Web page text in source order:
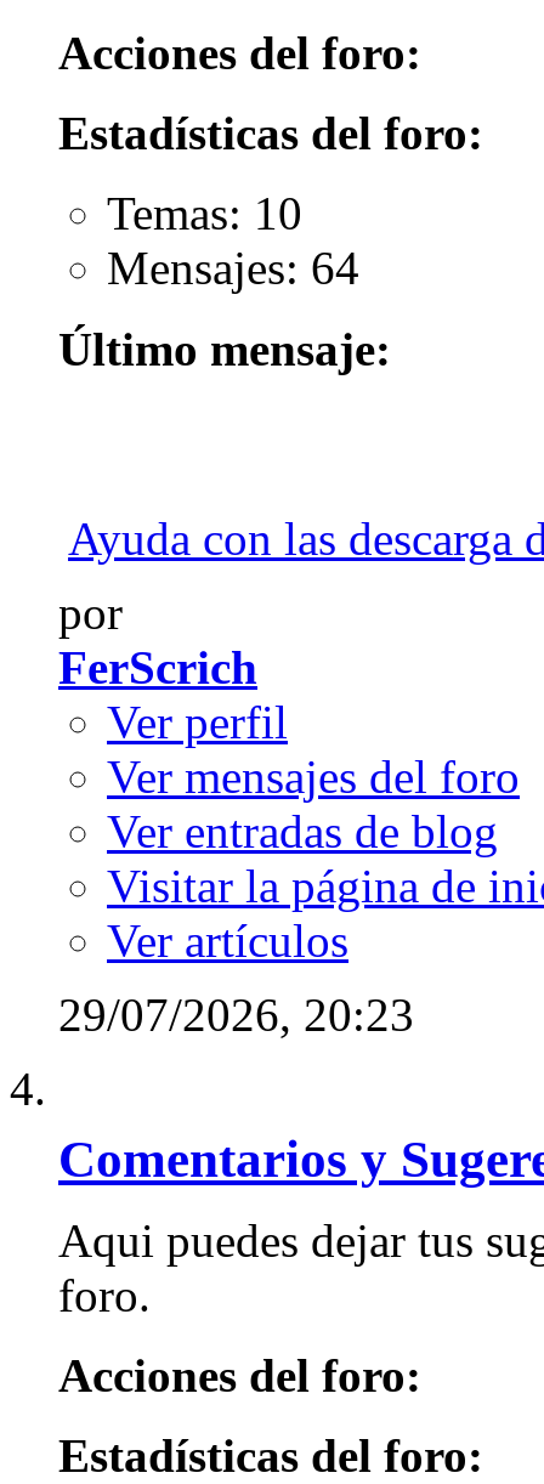
Acciones del foro:
Estadísticas del foro:
Temas: 10
Mensajes: 64
Último mensaje:
Ayuda con las descarga
por
FerScrich
Ver perfil
Ver mensajes del foro
Ver entradas de blog
Visitar la página de
Ver artículos
29/07/2026, 20:23
Comentarios y
Aqui puedes dejar tus
foro.
Acciones del foro:
Estadísticas del foro: